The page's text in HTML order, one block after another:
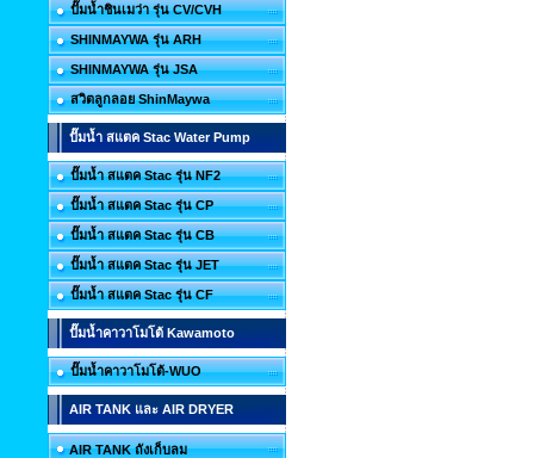
ปั๊มน้ำชินเมว่า รุ่น CV/CVH
SHINMAYWA รุ่น ARH
SHINMAYWA รุ่น JSA
สวิตลูกลอย ShinMaywa
ปั๊มน้ำ สแตค Stac Water Pump
ปั๊มน้ำ สแตค Stac รุ่น NF2
ปั๊มน้ำ สแตค Stac รุ่น CP
ปั๊มน้ำ สแตค Stac รุ่น CB
ปั๊มน้ำ สแตค Stac รุ่น JET
ปั๊มน้ำ สแตค Stac รุ่น CF
ปั๊มน้ำคาวาโมโต้ Kawamoto
ปั๊มน้ำคาวาโมโต้-WUO
AIR TANK และ AIR DRYER
AIR TANK ถังเก็บลม